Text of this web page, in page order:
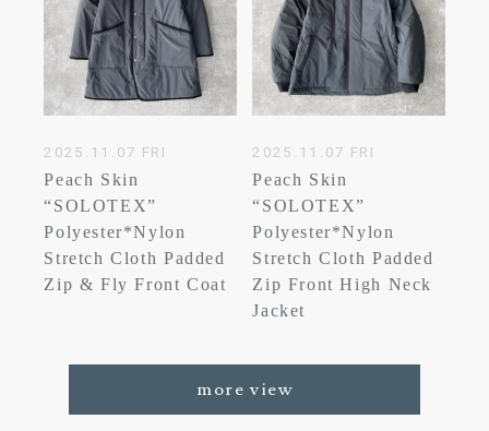
2025.11.07 FRI
Peach Skin
“SOLOTEX”
Polyester*Nylon
Stretch Cloth Padded
Zip & Fly Front Coat
2025.11.07 FRI
Peach Skin
“SOLOTEX”
Polyester*Nylon
Stretch Cloth Padded
Zip Front High Neck
Jacket
more view